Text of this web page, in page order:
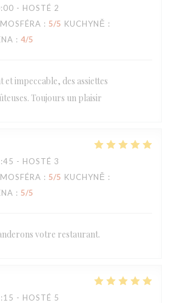
- HOSTÉ 2
: 5/5 KUCHYNĚ :
: 4/5
et impeccable, des assiettes
Toujours un plaisir
- HOSTÉ 3
: 5/5 KUCHYNĚ :
: 5/5
votre restaurant.
- HOSTÉ 5